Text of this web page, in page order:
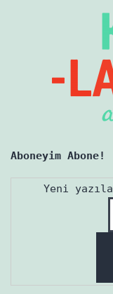
Aboneyim Abone!
Yeni